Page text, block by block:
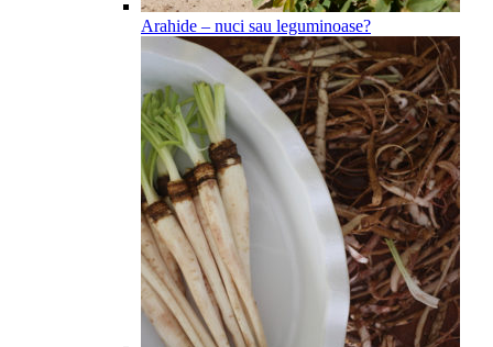
Arahide – nuci sau leguminoase?